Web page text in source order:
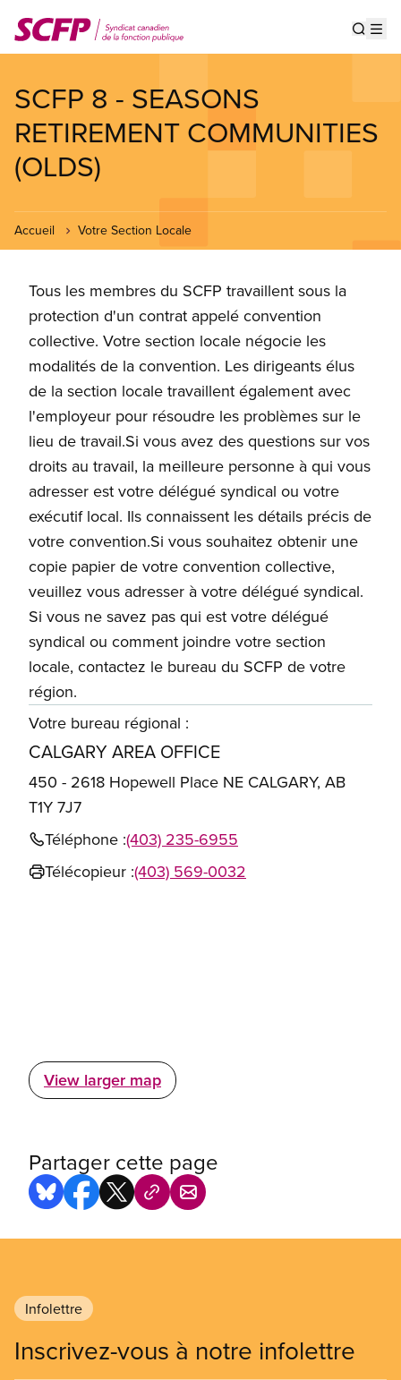
au
contenu
SCFP 8 - SEASONS
RETIREMENT COMMUNITIES
(OLDS)
Accueil Votre Section Locale
Tous les membres du SCFP travaillent sous la
protection d'un contrat appelé convention
collective. Votre section locale négocie les
modalités de la convention. Les dirigeants élus
de la section locale travaillent également avec
l'employeur pour résoudre les problèmes sur le
lieu de travail.Si vous avez des questions sur vos
droits au travail, la meilleure personne à qui vous
adresser est votre délégué syndical ou votre
exécutif local. Ils connaissent les détails précis de
votre convention.Si vous souhaitez obtenir une
copie papier de votre convention collective,
veuillez vous adresser à votre délégué syndical.
Si vous ne savez pas qui est votre délégué
syndical ou comment joindre votre section
locale, contactez le bureau du SCFP de votre
région.
Votre bureau régional :
CALGARY AREA OFFICE
450 - 2618 Hopewell Place NE CALGARY, AB
T1Y 7J7
Téléphone :(403) 235-6955
Télécopieur :(403) 569-0032
View larger map
Partager cette page
Infolettre
Inscrivez-vous à notre infolettre